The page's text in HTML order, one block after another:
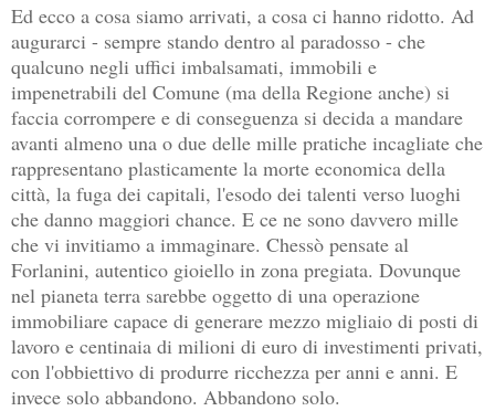
Ed ecco a cosa siamo arrivati, a cosa ci hanno ridotto. Ad
augurarci - sempre stando dentro al paradosso - che
qualcuno negli uffici imbalsamati, immobili e
impenetrabili del Comune (ma della Regione anche) si
faccia corrompere e di conseguenza si decida a mandare
avanti almeno una o due delle mille pratiche incagliate che
rappresentano plasticamente la morte economica della
città, la fuga dei capitali, l'esodo dei talenti verso luoghi
che danno maggiori chance. E ce ne sono davvero mille
che vi invitiamo a immaginare. Chessò pensate al
Forlanini, autentico gioiello in zona pregiata. Dovunque
nel pianeta terra sarebbe oggetto di una operazione
immobiliare capace di generare mezzo migliaio di posti di
lavoro e centinaia di milioni di euro di investimenti privati,
con l'obbiettivo di produrre ricchezza per anni e anni. E
invece solo abbandono. Abbandono solo.